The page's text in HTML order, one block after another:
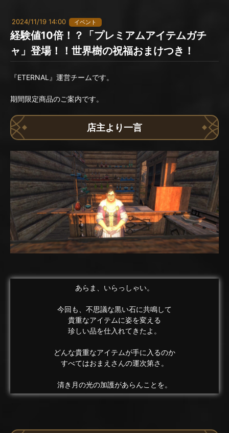
2024/11/19 14:00 イベント
経験値10倍！？「プレミアムアイテムガチ
ャ」登場！！世界樹の祝福おまけつき！
『ETERNAL』運営チームです。
期間限定商品のご案内です。
店主より一言
あらま、いらっしゃい。
今回も、不思議な黒い石に共鳴して
貴重なアイテムに姿を変える
珍しい品を仕入れてきたよ。
どんな貴重なアイテムが手に入るのか
すべてはおまえさんの運次第さ。
清き月の光の加護があらんことを。